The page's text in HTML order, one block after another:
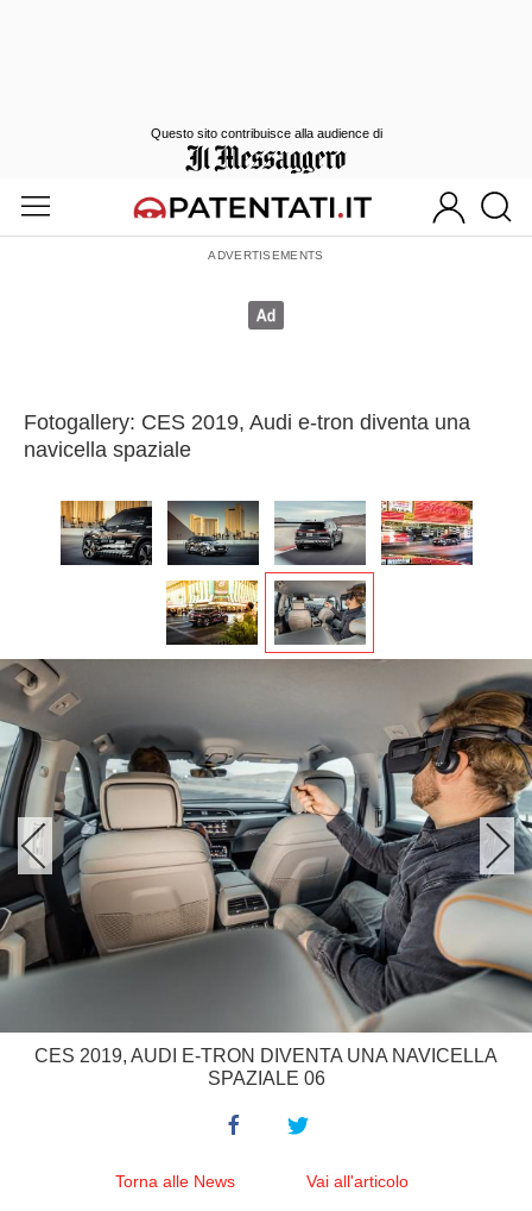
Fotogallery: CES 2019, Audi e-tron diventa una
navicella spaziale
CES 2019, AUDI E-TRON DIVENTA UNA NAVICELLA
SPAZIALE 06
Torna alle News Vai all'articolo
Questo sito contribuisce alla audience di